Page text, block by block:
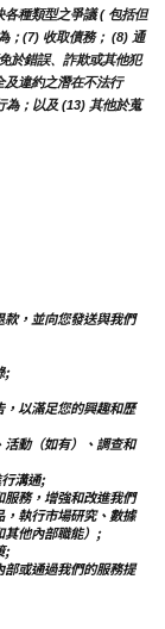
種類型之爭議 ( 包括但
；(7) 收取債務； (8) 通
於錯誤、詐欺或其他犯
及違約之潛在不法行
為；以及 (13) 其他於蒐
，並向您發送與我們
;
以滿足您的興趣和歷
動（如有）、調查和
溝通;
務，增強和改進我們
執行市場研究、數據
其他內部職能）;
;
或通過我們的服務提